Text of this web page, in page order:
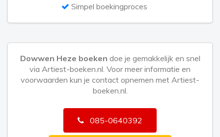
Simpel boekingproces
Dowwen Heze boeken doe je gemakkelijk en snel
via Artiest-boeken.nl. Voor meer informatie en
voorwaarden kun je contact opnemen met Artiest-
boeken.nl.
085-0640392